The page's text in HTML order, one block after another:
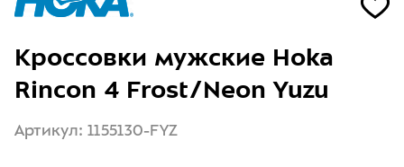
Кроссовки мужские Hoka
Rincon 4 Frost/Neon Yuzu
Артикул: 1155130-FYZ